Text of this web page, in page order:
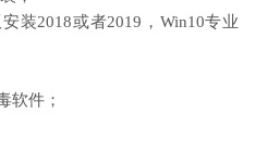
装2018或者2019，Win10专业
软件；